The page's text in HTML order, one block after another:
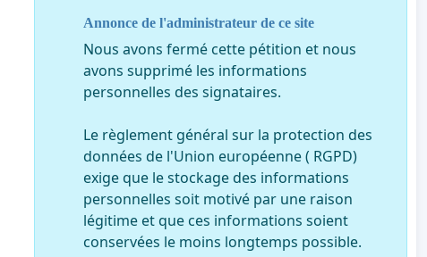
Annonce de l'administrateur de ce site
Nous avons fermé cette pétition et nous
avons supprimé les informations
personnelles des signataires.
Le règlement général sur la protection des
données de l'Union européenne ( RGPD)
exige que le stockage des informations
personnelles soit motivé par une raison
légitime et que ces informations soient
conservées le moins longtemps possible.